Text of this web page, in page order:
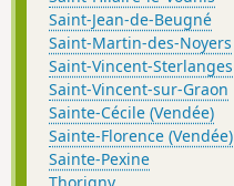
Saint-Jean-de-Beugné
Saint-Martin-des-Noyers
Saint-Vincent-Sterlanges
Saint-Vincent-sur-Graon
Sainte-Cécile (Vendée)
Sainte-Florence (Vendée)
Sainte-Pexine